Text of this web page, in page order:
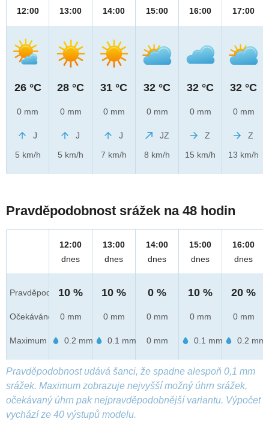
12:00
26 °C
0 mm
J
5 km/h
13:00
28 °C
0 mm
J
5 km/h
14:00
31 °C
0 mm
J
7 km/h
15:00
32 °C
0 mm
JZ
8 km/h
16:00
32 °C
0 mm
Z
15 km/h
17:00
32 °C
0 mm
Z
13 km/h
Pravděpodobnost srážek na 48 hodin
Pravděpod.
Očekáváno
Maximum
12:00
dnes
10 %
0 mm
0.2 mm
13:00
dnes
10 %
0 mm
0.1 mm
14:00
dnes
0 %
0 mm
0 mm
15:00
dnes
10 %
0 mm
0.1 mm
16:00
dnes
20 %
0 mm
0.2 mm
Pravděpodobnost udává šanci, že spadne alespoň 0,1 mm
srážek. Maximum zobrazuje nejvyšší možný úhrn srážek,
očekávaný úhrn pak nejpravděpodobnější variantu. Výpočet
vychází ze 40 výstupů modelu.